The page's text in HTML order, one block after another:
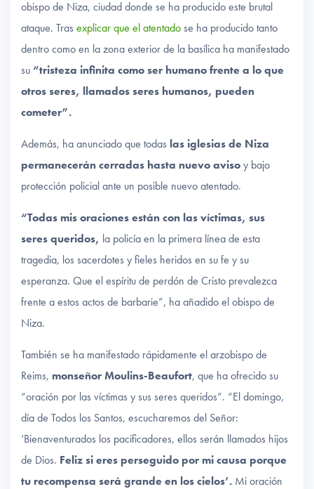
obispo de Niza, ciudad donde se ha producido este brutal
ataque. Tras explicar que el atentadose ha producido tanto
dentro como en la zona exterior de la basílica ha manifestado
su “tristeza infinita como ser humano frente a lo que
otros seres, llamados seres humanos, pueden
cometer”.
Además, ha anunciado que todas las iglesias de Niza
permanecerán cerradas hasta nuevo avisoy bajo
protección policial ante un posible nuevo atentado.
“Todas mis oraciones están con las víctimas, sus
seres queridos, la policía en la primera línea de esta
tragedia, los sacerdotes y fieles heridos en su fe y su
esperanza. Que el espíritu de perdón de Cristo prevalezca
frente a estos actos de barbarie”, ha añadido el obispo de
Niza.
También se ha manifestado rápidamente el arzobispo de
Reims, monseñor Moulins-Beaufort, que ha ofrecido su
“oración por las víctimas y sus seres queridos”. “El domingo,
día de Todos los Santos, escucharemos del Señor:
‘Bienaventurados los pacificadores, ellos serán llamados hijos
de Dios. Feliz si eres perseguido por mi causa porque
tu recompensa será grande en los cielos’. Mi oración